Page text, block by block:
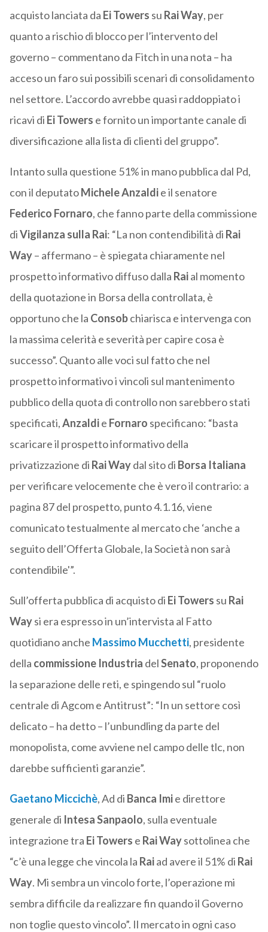
acquisto lanciata da Ei Towers su Rai Way, per
quanto a rischio di blocco per l’intervento del
governo – commentano da Fitch in una nota – ha
acceso un faro sui possibili scenari di consolidamento
nel settore. L’accordo avrebbe quasi raddoppiato i
ricavi di Ei Towers e fornito un importante canale di
diversificazione alla lista di clienti del gruppo”.
Intanto sulla questione 51% in mano pubblica dal Pd,
con il deputatoMichele Anzaldie il senatore
Federico Fornaro, che fanno parte della commissione
diVigilanza sulla Rai: “La non contendibilità di Rai
Way– affermano – è spiegata chiaramente nel
prospetto informativo diffuso dalla Raial momento
della quotazione in Borsa della controllata, è
opportuno che la Consobchiarisca e intervenga con
la massima celerità e severità per capire cosa è
successo”. Quanto alle voci sul fatto che nel
prospetto informativo i vincoli sul mantenimento
pubblico della quota di controllo non sarebbero stati
specificati,Anzaldie Fornaro specificano: “basta
scaricare il prospetto informativo della
privatizzazione di Rai Waydal sito di Borsa Italiana
per verificare velocemente che è vero il contrario: a
pagina 87 del prospetto, punto 4.1.16, viene
comunicato testualmente al mercato che ‘anche a
seguito dell’Offerta Globale, la Società non sarà
contendibile'”.
Sull’offerta pubblica di acquisto di Ei Towers su Rai
Waysi era espresso in un’intervista al Fatto
quotidiano anche Massimo Mucchetti, presidente
della commissione Industria delSenato, proponendo
la separazione delle reti, e spingendo sul “ruolo
centrale di Agcom e Antitrust”: “In un settore così
delicato – ha detto – l’unbundling da parte del
monopolista, come avviene nel campo delle tlc, non
darebbe sufficienti garanzie”.
Gaetano Miccichè, Ad di Banca Imie direttore
generale di Intesa Sanpaolo, sulla eventuale
integrazione tra Ei Towers e Rai Waysottolinea che
“c’è una legge che vincola la Raiad avere il 51% di Rai
Way. Mi sembra un vincolo forte, l’operazione mi
sembra difficile da realizzare fin quando il Governo
non toglie questo vincolo”. Il mercato in ogni caso